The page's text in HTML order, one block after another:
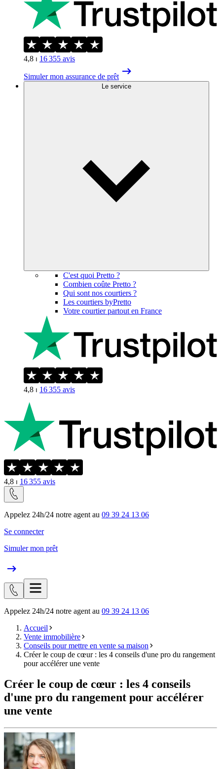
4,8 ⏐ 16 355 avis
Simuler mon assurance de prêt
Le service
C'est quoi Pretto ?
Combien coûte Pretto ?
Qui sont nos courtiers ?
Les courtiers byPretto
Votre courtier partout en France
4,8 ⏐ 16 355 avis
4,8 ⏐ 16 355 avis
Appelez 24h/24 notre agent au 09 39 24 13 06
Se connecter
Simuler mon prêt
Appelez 24h/24 notre agent au 09 39 24 13 06
Accueil
Vente immobilière
Conseils pour mettre en vente sa maison
Créer le coup de cœur : les 4 conseils d'une pro du rangement
pour accélérer une vente
Créer le coup de cœur : les 4 conseils
d'une pro du rangement pour accélérer
une vente